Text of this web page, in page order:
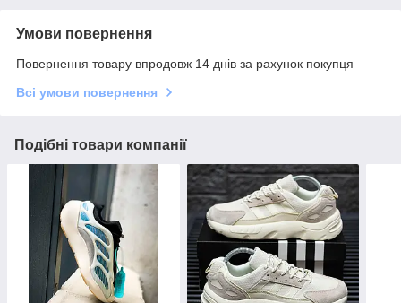
Умови повернення
Повернення товару впродовж 14 днів за рахунок покупця
Всі умови повернення
Подібні товари компанії